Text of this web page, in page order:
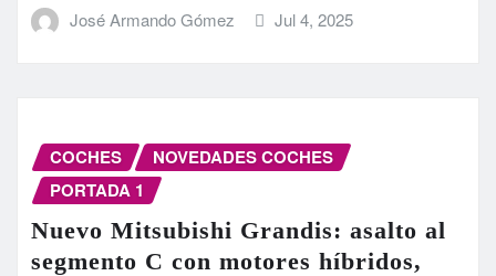
José Armando Gómez Jul 4, 2025
COCHES
NOVEDADES COCHES
PORTADA 1
Nuevo Mitsubishi Grandis: asalto al
segmento C con motores híbridos,